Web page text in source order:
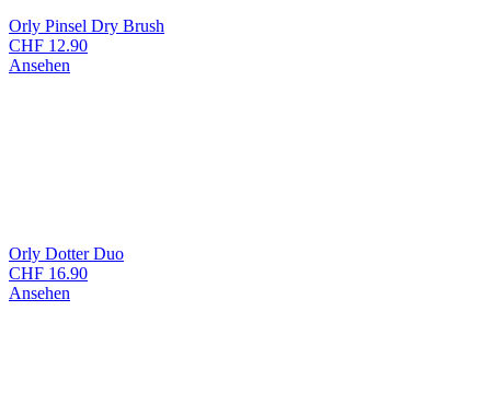
Orly Pinsel Dry Brush
CHF 12.90
Ansehen
Orly Dotter Duo
CHF 16.90
Ansehen